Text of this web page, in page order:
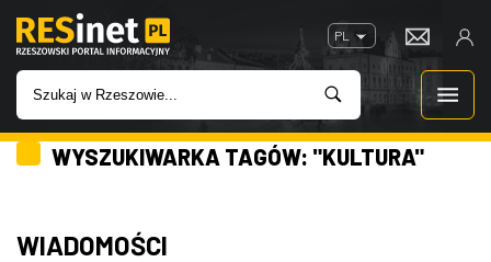
PL
WIADOMOŚCI
INWESTYCJE
WYSZUKIWARKA TAGÓW: "KULTURA"
WIADOMOŚCI